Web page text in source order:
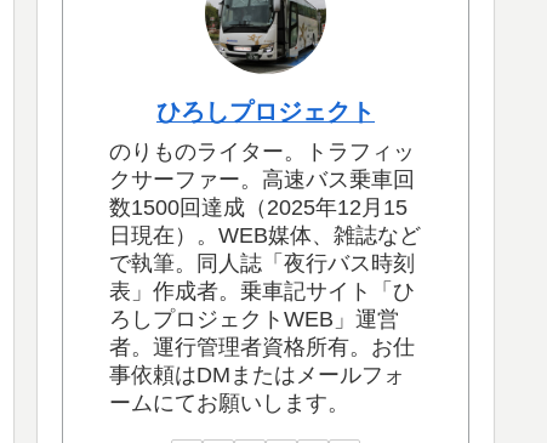
ひろしプロジェクト
のりものライター。トラフィッ
クサーファー。高速バス乗車回
数1500回達成（2025年12月15
日現在）。WEB媒体、雑誌など
で執筆。同人誌「夜行バス時刻
表」作成者。乗車記サイト「ひ
ろしプロジェクトWEB」運営
者。運行管理者資格所有。お仕
事依頼はDMまたはメールフォ
ームにてお願いします。